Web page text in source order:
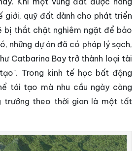
giới, quỹ đất dành cho phát triển
bị thắt chặt nghiêm ngặt để bảo
những dự án đã có pháp lý sạch,
Catbarina Bay trở thành loại tài
Trong kinh tế học bất động
tái tạo mà nhu cầu ngày càng
trưởng theo thời gian là một tất